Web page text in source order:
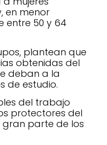
en menor
entre 50 y 64
plantean que
obtenidas del
deban a la
de estudio.
del trabajo
protectores del
gran parte de los